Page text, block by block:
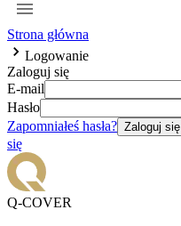
Strona główna
Logowanie
Zaloguj się
E-mail
Hasło
Zapomniałeś hasła? Zaloguj się
się
Q-COVER